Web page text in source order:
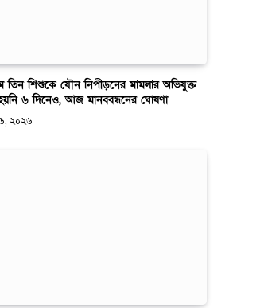
তিন শিশুকে যৌন নিপীড়নের মামলার অভিযুক্ত
হয়নি ৬ দিনেও, আজ মানববন্ধনের ঘোষণা
২০২৬